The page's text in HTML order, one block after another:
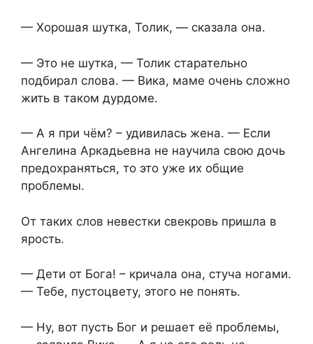
— Хорошая шутка, Толик, — сказала она.
— Это не шутка, — Толик старательно
подбирал слова. — Вика, маме очень сложно
жить в таком дурдоме.
— А я при чём? – удивилась жена. — Если
Ангелина Аркадьевна не научила свою дочь
предохраняться, то это уже их общие
проблемы.
От таких слов невестки свекровь пришла в
ярость.
— Дети от Бога! – кричала она, стуча ногами.
— Тебе, пустоцвету, этого не понять.
— Ну, вот пусть Бог и решает её проблемы,